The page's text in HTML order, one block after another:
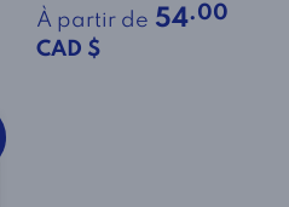
À partir de 54.00
CAD $